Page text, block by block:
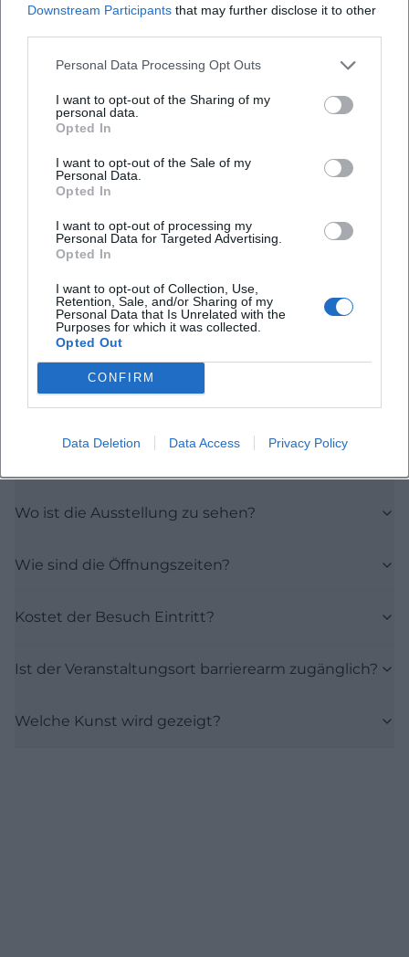
Downstream Participants that may further disclose it to other
Personal Data Processing Opt Outs
I want to opt-out of the Sharing of my
personal data.
Opted In
I want to opt-out of the Sale of my
Personal Data.
Opted In
I want to opt-out of processing my
Personal Data for Targeted Advertising.
Opted In
I want to opt-out of Collection, Use,
Retention, Sale, and/or Sharing of my
Personal Data that Is Unrelated with the
Purposes for which it was collected.
Opted Out
CONFIRM
Data Deletion Data Access Privacy Policy
Map unavailable
Häufig gestellte Fragen
Wann findet die 76. Bayreuther Kunstausstellung
Wo ist die Ausstellung zu sehen?
Wie sind die Öffnungszeiten?
Kostet der Besuch Eintritt?
Ist der Veranstaltungsort barrierearm zugänglich?
Welche Kunst wird gezeigt?